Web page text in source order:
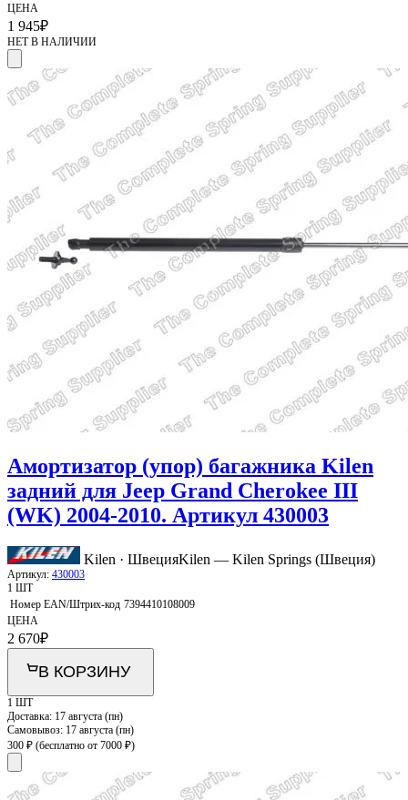
ЦЕНА
1 945₽
НЕТ В НАЛИЧИИ
Амортизатор (упор) багажника Kilen
задний для Jeep Grand Cherokee III
(WK) 2004-2010. Артикул 430003
Kilen · ШвецияKilen — Kilen Springs (Швеция)
Артикул: 430003
1 ШТ
Номер EAN/Штрих-код 7394410108009
ЦЕНА
2 670₽
В КОРЗИНУ
1 ШТ
Доставка: 17 августа (пн)
Самовывоз: 17 августа (пн)
300 ₽ (бесплатно от 7000 ₽)